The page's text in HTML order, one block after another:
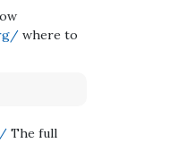
where to
The full